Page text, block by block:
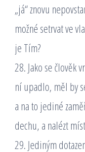
„já“ znovu
možné setrvat ve
je Tím?
28. Jako se člověk
ní upadlo, měl by
a na to jediné
dechu, a nalézt
29. Jediným